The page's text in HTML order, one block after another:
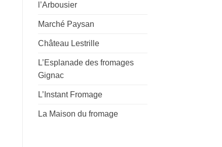
l’Arbousier
Marché Paysan
Château Lestrille
L’Esplanade des fromages
Gignac
L’Instant Fromage
La Maison du fromage